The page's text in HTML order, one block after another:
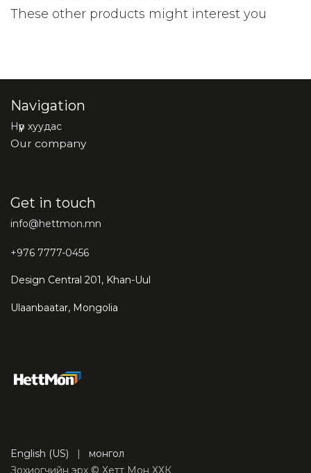
These other products might interest you
Navigation
Нүүр хуудас
Our company
Get in touch
info@hettmon.mn
+976 7777-0456
Design Central 201, Khan-Uul
Ulaanbaatar, Mongolia
Зохиогчийн эрх © Хетт Мон ХХК
English (US) | монгол